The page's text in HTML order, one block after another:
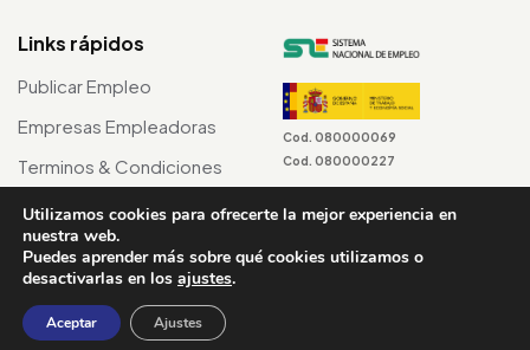
Links rápidos
Publicar Empleo
Empresas Empleadoras
Terminos & Condiciones
Cod. 080000069
Cod. 080000227
©2024 atuJobs – Derechos Reservados
Terminos & Condiciones
Utilizamos cookies para ofrecerte la mejor experiencia en
nuestra web.
Puedes aprender más sobre qué cookies utilizamos o
desactivarlas en los ajustes.
Aceptar Ajustes